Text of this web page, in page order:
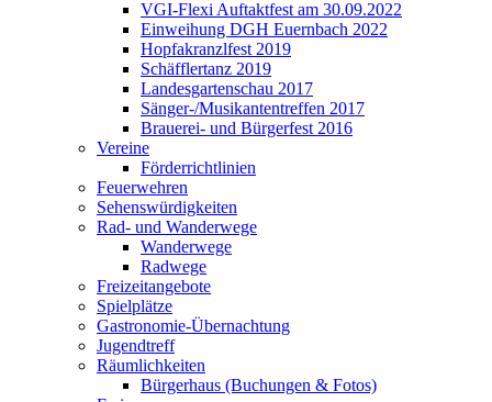
VGI-Flexi Auftaktfest am 30.09.2022
Einweihung DGH Euernbach 2022
Hopfakranzlfest 2019
Schäfflertanz 2019
Landesgartenschau 2017
Sänger-/Musikantentreffen 2017
Brauerei- und Bürgerfest 2016
Vereine
Förderrichtlinien
Feuerwehren
Sehenswürdigkeiten
Rad- und Wanderwege
Wanderwege
Radwege
Freizeitangebote
Spielplätze
Gastronomie-Übernachtung
Jugendtreff
Räumlichkeiten
Bürgerhaus (Buchungen & Fotos)